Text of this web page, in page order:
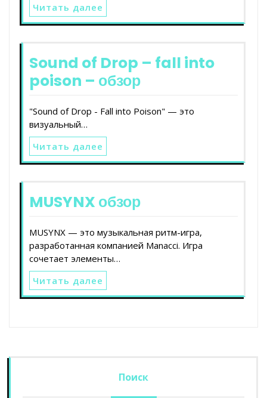
Читать далее
Sound of Drop – fall into
poison – обзор
"Sound of Drop - Fall into Poison" — это
визуальный…
Читать далее
MUSYNX обзор
MUSYNX — это музыкальная ритм-игра,
разработанная компанией Manacci. Игра
сочетает элементы…
Читать далее
Поиск